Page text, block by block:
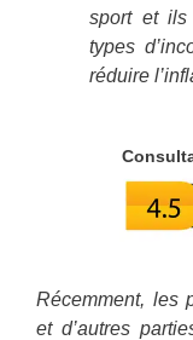
sport et ils
types
réduire
Récemment, les
et d’autres